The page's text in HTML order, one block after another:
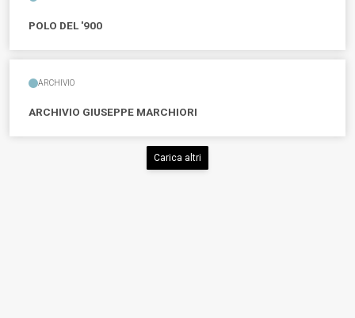
POLO DEL '900
ARCHIVIO
ARCHIVIO GIUSEPPE MARCHIORI
Carica altri